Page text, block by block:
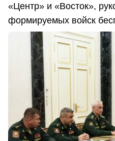
«Центр» и «Восток»,
формируемых войск